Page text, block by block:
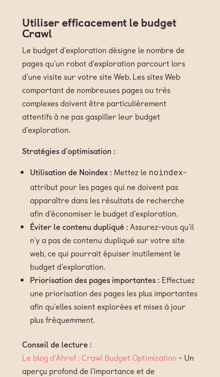
Utiliser efficacement le budget
Crawl
Le budget d'exploration désigne le nombre de
pages qu'un robot d'exploration parcourt lors
d'une visite sur votre site Web. Les sites Web
comportant de nombreuses pages ou très
complexes doivent être particulièrement
attentifs à ne pas gaspiller leur budget
d'exploration.
Stratégies d'optimisation :
Utilisation de Noindex : Mettez le noindex-
attribut pour les pages qui ne doivent pas
apparaître dans les résultats de recherche
afin d'économiser le budget d'exploration.
Éviter le contenu dupliqué : Assurez-vous qu'il
n'y a pas de contenu dupliqué sur votre site
web, ce qui pourrait épuiser inutilement le
budget d'exploration.
Priorisation des pages importantes : Effectuez
une priorisation des pages les plus importantes
afin qu'elles soient explorées et mises à jour
plus fréquemment.
Conseil de lecture :
Le blog d'Ahref : Crawl Budget Optimization - Un
aperçu profond de l'importance et de